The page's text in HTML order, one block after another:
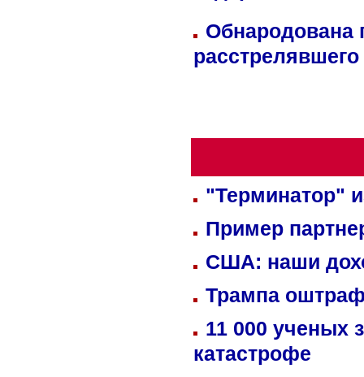
Обнародована
"Терминатор"
Пример
США: наши
Трампа
11 000 ученых
катастрофе